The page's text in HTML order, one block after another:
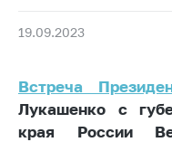
работа
19.09.2023
Встреча
Лукашенко с
края России